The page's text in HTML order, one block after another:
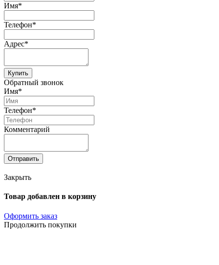
Имя*
Телефон*
Адрес*
Купить
Обратный звонок
Имя*
Телефон*
Комментарий
Отправить
Закрыть
Товар добавлен в корзину
Оформить заказ
Продолжить покупки